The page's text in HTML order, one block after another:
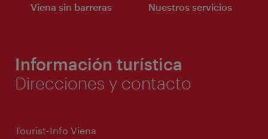
Viena sin barreras Nuestros servicios
Información turística
Direcciones y contacto
Tourist-Info Viena